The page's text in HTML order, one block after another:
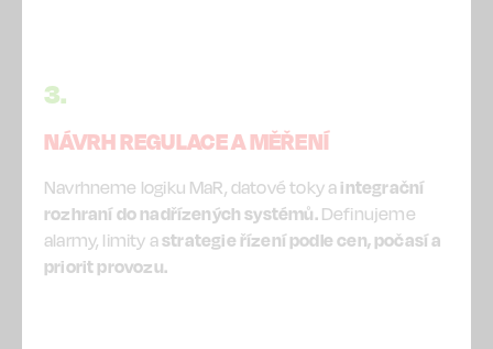
3.
NÁVRH REGULACE A MĚŘENÍ
Navrhneme logiku MaR, datové toky a integrační
rozhraní do nadřízených systémů.Definujeme
alarmy, limity astrategie řízení podle cen, počasí a
priorit provozu.